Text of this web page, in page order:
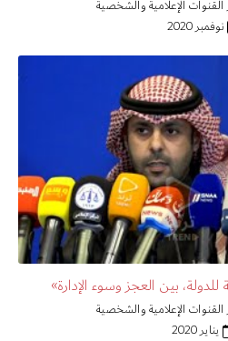
الإعلامية والشخصية
نوفمبر 2020
للدولة، بين العجز وسوء الإدارة»
الإعلامية والشخصية
يناير 2020